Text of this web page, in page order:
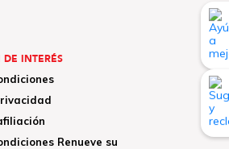
INTERÉS
Renueve su